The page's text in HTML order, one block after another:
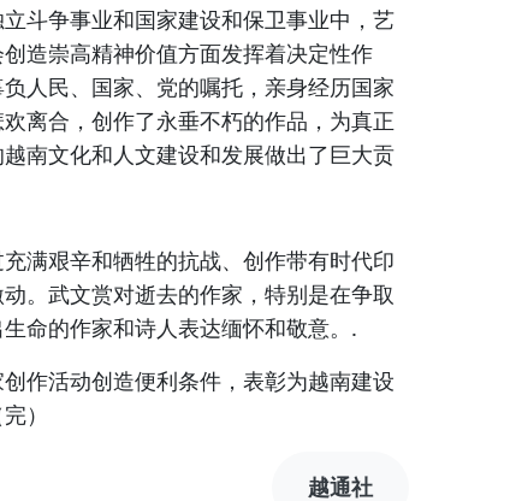
斗争事业和国家建设和保卫事业中，艺
造崇高精神价值方面发挥着决定性作
人民、国家、党的嘱托，亲身经历国家
离合，创作了永垂不朽的作品，为真正
南文化和人文建设和发展做出了巨大贡
满艰辛和牺牲的抗战、创作带有时代印
。武文赏对逝去的作家，特别是在争取
命的作家和诗人表达缅怀和敬意。.
作活动创造便利条件，表彰为越南建设
）
越通社